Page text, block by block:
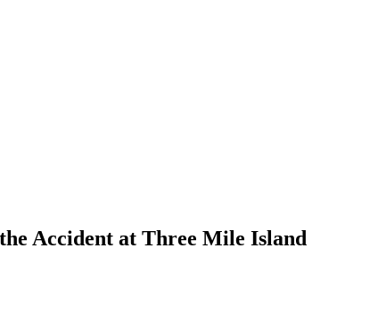
Accident at Three Mile Island